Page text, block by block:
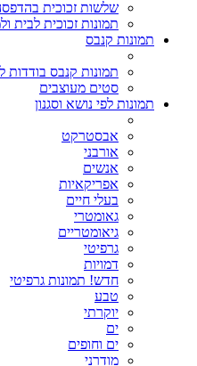
שלשות זכוכית
תמונות זכוכית לבית
תמונות קנבס
תמונות קנבס
סטים מעוצבים
תמונות לפי נושא וסגנון
אבסטרקט
אורבני
אנשים
אפריקאיות
בעלי חיים
גאומטרי
גיאומטריים
גרפיטי
דמויות
חדש! תמונות גרפיטי
טבע
יוקרתי
ים
ים וחופים
מודרני